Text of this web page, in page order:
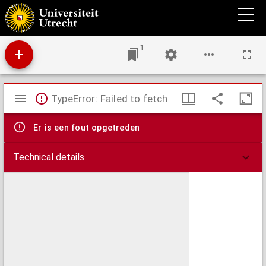
Spoorwegkaart van het Koningrijk der Nederlanden
1
Mirador
viewer
TypeError: Failed to fetch
Er is een fout opgetreden
Technical details